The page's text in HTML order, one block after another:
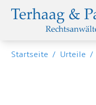
Startseite / Urteile /